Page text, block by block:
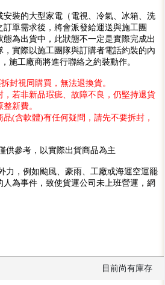
裝的大型家電（電視、冷氣、冰箱、洗
單需求後，將會派發給運送與施工團
態為出貨中，此狀態不一定是實際完成出
實際以施工團隊與訂購者電話約裝的內
施工廠商將進行聯絡之約裝動作。
封視同購買，無法退換貨。
若非新品瑕疵、故障不良，仍堅持退貨
新費。
(含軟體)有任何疑問，請先不要拆封，
供參考，以實際出貨商品為主
力，例如颱風、豪雨、工廠或海運空運罷
人為事件，致使貨運公司未上班營運，網
目前尚有庫存